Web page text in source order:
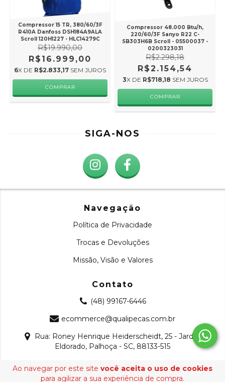
Ao navegar por este site você aceita o uso de cookies
para agilizar a sua experiência de compra.
Compressor 15 TR, 380/60/3F
R410A Danfoss DSH184A9ALA
Scroll 120H1227 - HLC14279C
R$19.990,00
R$16.999,00
6X DE R$2.833,17 SEM JUROS
Compressor 48.000 Btu/h,
220/60/3F Sanyo R22 C-
SB303H6B Scroll - 05500037 -
0200323031
R$2.298,18
R$2.154,54
3X DE R$718,18 SEM JUROS
SIGA-NOS
Navegação
Política de Privacidade
Trocas e Devoluções
Missão, Visão e Valores
Contato
(48) 99167-6446
ecommerce@qualipecas.com.br
Rua: Roney Henrique Heiderscheidt, 25 - Jardim
Eldorado, Palhoça - SC, 88133-515
Copyright Qualipeças - 22509165000126 - 2026. Todos os